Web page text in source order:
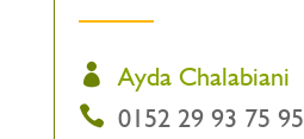
Ayda Chalabiani
0152 29 93 75 95